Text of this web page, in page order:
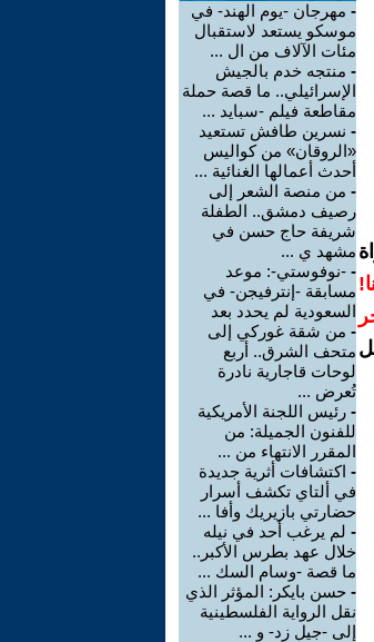
- مهرجان -يوم الهند- في
موسكو يستعد لاستقبال
مئات الآلاف من ال ...
- منتجه خدم بالجيش
الإسرائيلي.. ما قصة حملة
مقاطعة فيلم -سبايد ...
- نسرين طافش تستعيد
«الروقان» من كواليس
أحدث أعمالها الغنائية ...
- من منصة الشعر إلى
رصيف دمشق.. الطفلة
شريفة حاج حسن في
مشهد ي ...
- -نوفوستي-: موعد
مسابقة -إنترفيجن- في
السعودية لم يحدد بعد
- من شقة غوركي إلى
متحف الشرق.. أربع
لوحات قاجارية نادرة
تُعرض ...
- رئيس اللجنة الأمريكية
للفنون الجميلة: من
المقرر الانتهاء من ...
- اكتشافات أثرية جديدة
في ألتاي تكشف أسرار
حضارتي بازيريك وأفا ...
- لم يرغب أحد في نيله
خلال عهد بطرس الأكبر..
ما قصة -وسام السك ...
- حسن بايكر: المؤثر الذي
نقل الرواية الفلسطينية
إلى -جيل زد- و ...